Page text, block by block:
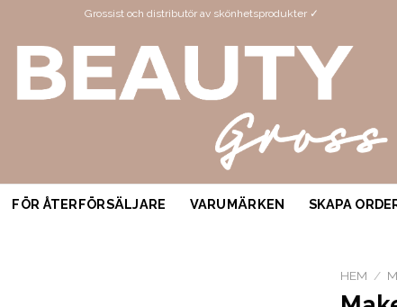
Grossist och distributör av skönhetsprodukter ✓
FÖR ÅTERFÖRSÄLJARE VARUMÄRKEN SKAPA
HEM /